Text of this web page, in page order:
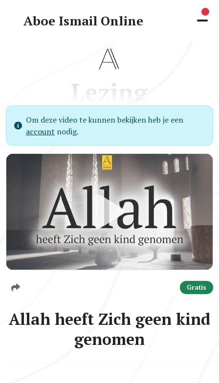
Aboe Ismail Online
Lezing
Om deze video te kunnen bekijken heb je een
account nodig.
Gratis
Allah heeft Zich geen kind
genomen